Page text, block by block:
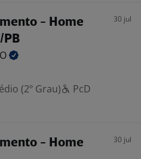
- Home
PB
30 jul
(2º Grau)
PcD
- Home
30 jul